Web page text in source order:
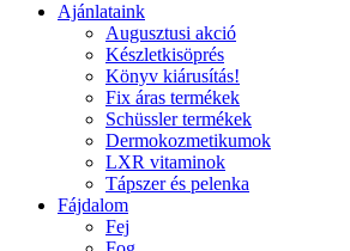
Ajánlataink
Augusztusi akció
Készletkisöprés
Könyv kiárusítás!
Fix áras termékek
Schüssler termékek
Dermokozmetikumok
LXR vitaminok
Tápszer és pelenka
Fájdalom
Fej